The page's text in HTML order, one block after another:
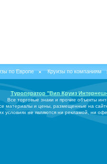
по Европе Круизы по компаниям
Туроператор "Вип Круиз
Все торговые знаки и прочие объекты
материалы и цены, размещенные на
условиях не являются ни рекламой, ни